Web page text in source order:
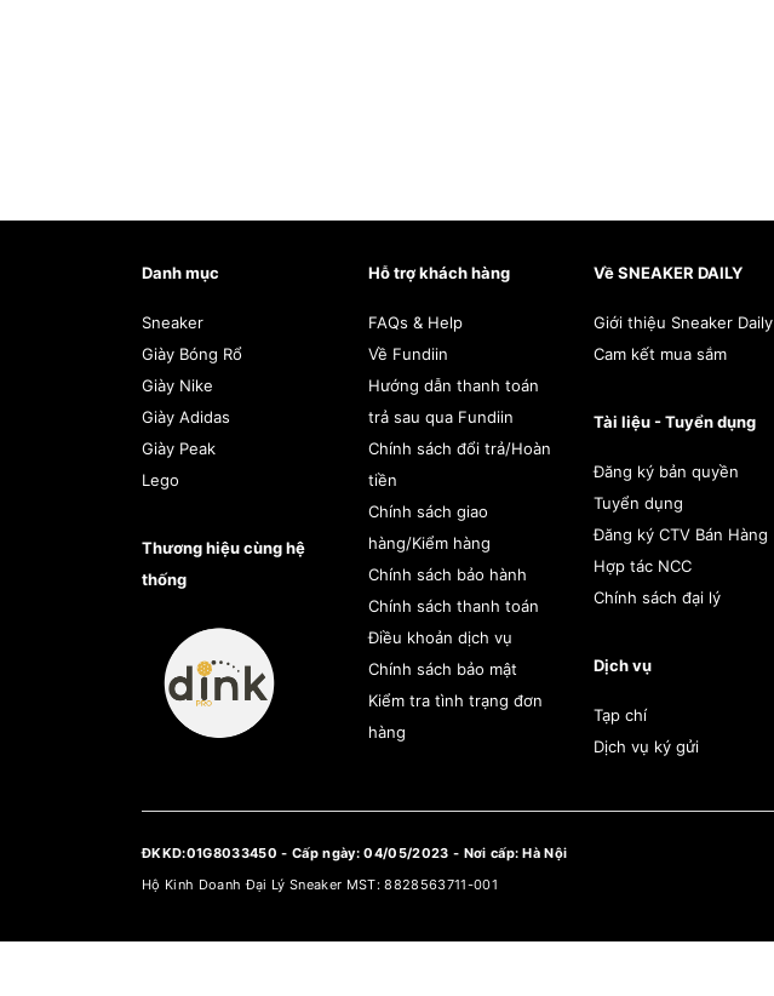
Danh mục
Sneaker
Giày Bóng Rổ
Giày Nike
Giày Adidas
Giày Peak
Lego
Thương hiệu cùng hệ
thống
Hỗ trợ khách hàng
FAQs & Help
Về Fundiin
Hướng dẫn thanh toán
trả sau qua Fundiin
Chính sách đổi trả/Hoàn
tiền
Chính sách giao
hàng/Kiểm hàng
Chính sách bảo hành
Chính sách thanh toán
Điều khoản dịch vụ
Chính sách bảo mật
Kiểm tra tình trạng đơn
hàng
Về SNEAKER DAILY
Giới thiệu Sneaker Daily
Cam kết mua sắm
Tài liệu - Tuyển dụng
Đăng ký bản quyền
Tuyển dụng
Đăng ký CTV Bán Hàng
Hợp tác NCC
Chính sách đại lý
Dịch vụ
Tạp chí
Dịch vụ ký gửi
ĐKKD:01G8033450 - Cấp ngày: 04/05/2023 - Nơi cấp: Hà Nội
Hộ Kinh Doanh Đại Lý Sneaker MST: 8828563711-001